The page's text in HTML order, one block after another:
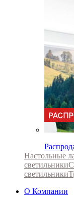
Настольные
светильники
светильники
О Компании